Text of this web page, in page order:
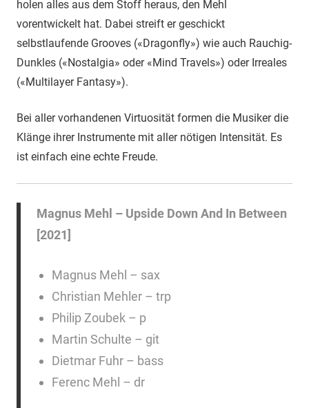
holen alles aus dem Stoff heraus, den Mehl
vorentwickelt hat. Dabei streift er geschickt
selbstlaufende Grooves («Dragonfly») wie auch Rauchig-
Dunkles («Nostalgia» oder «Mind Travels») oder Irreales
(«Multilayer Fantasy»).
Bei aller vorhandenen Virtuosität formen die Musiker die
Klänge ihrer Instrumente mit aller nötigen Intensität. Es
ist einfach eine echte Freude.
Magnus Mehl – Upside Down And In Between
[2021]
Magnus Mehl – sax
Christian Mehler – trp
Philip Zoubek – p
Martin Schulte – git
Dietmar Fuhr – bass
Ferenc Mehl – dr